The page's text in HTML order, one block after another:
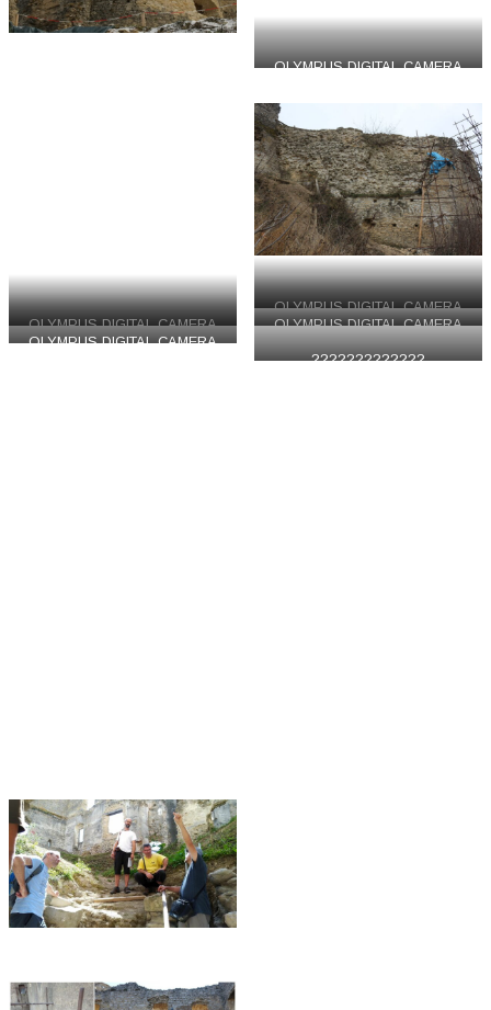
OLYMPUS DIGITAL CAMERA
OLYMPUS DIGITAL CAMERA
OLYMPUS DIGITAL CAMERA
OLYMPUS DIGITAL CAMERA
OLYMPUS DIGITAL CAMERA
?????????????